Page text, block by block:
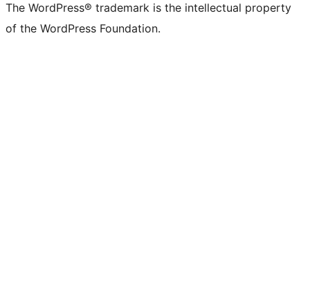
The WordPress® trademark is the intellectual property
of the WordPress Foundation.